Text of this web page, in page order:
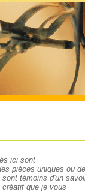
ici sont
pièces uniques ou
témoins d'un
que je vous